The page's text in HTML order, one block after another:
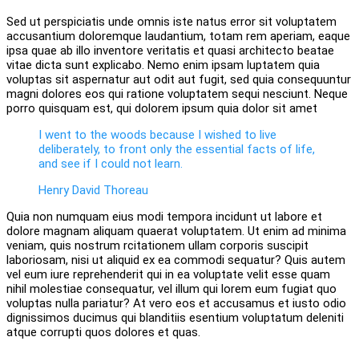
Sed ut perspiciatis unde omnis iste natus error sit voluptatem
accusantium doloremque laudantium, totam rem aperiam, eaque
ipsa quae ab illo inventore veritatis et quasi architecto beatae
vitae dicta sunt explicabo. Nemo enim ipsam luptatem quia
voluptas sit aspernatur aut odit aut fugit, sed quia consequuntur
magni dolores eos qui ratione voluptatem sequi nesciunt. Neque
porro quisquam est, qui dolorem ipsum quia dolor sit amet
I went to the woods because I wished to live
deliberately, to front only the essential facts of life,
and see if I could not learn.
Henry David Thoreau
Quia non numquam eius modi tempora incidunt ut labore et
dolore magnam aliquam quaerat voluptatem. Ut enim ad minima
veniam, quis nostrum rcitationem ullam corporis suscipit
laboriosam, nisi ut aliquid ex ea commodi sequatur? Quis autem
vel eum iure reprehenderit qui in ea voluptate velit esse quam
nihil molestiae consequatur, vel illum qui lorem eum fugiat quo
voluptas nulla pariatur? At vero eos et accusamus et iusto odio
dignissimos ducimus qui blanditiis esentium voluptatum deleniti
atque corrupti quos dolores et quas.